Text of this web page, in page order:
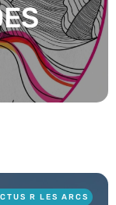
R LES ARCS